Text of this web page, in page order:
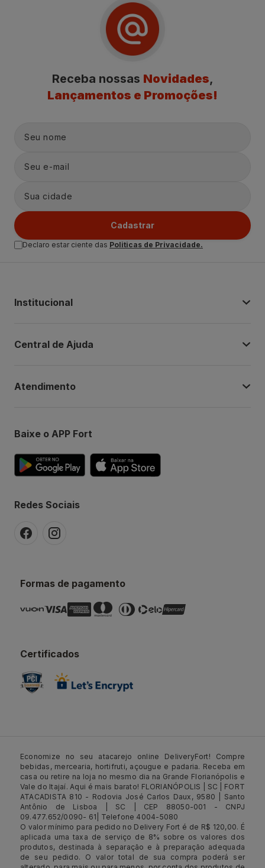
Receba nossas Novidades,
Lançamentos e Promoções!
Cadastrar
Declaro estar ciente das Politicas de Privacidade.
Institucional
Central de Ajuda
Atendimento
Baixe o APP Fort
Redes Sociais
Formas de pagamento
Certificados
Economize no seu atacarejo online DeliveryFort! Compre
bebidas, mercearia, hortifruti, açougue e padaria. Receba em
casa ou retire na loja no mesmo dia na Grande Florianópolis e
Vale do Itajaí. Aqui é mais barato! FLORIANÓPOLIS | SC | FORT
ATACADISTA 810 - Rodovia José Carlos Daux, 9580 | Santo
Antônio de Lisboa | SC | CEP 88050-001 - CNPJ
09.477.652/0090- 61| Telefone 4004-5080
O valor mínimo para pedido no Delivery Fort é de R$ 120,00. É
aplicada uma taxa de serviço de 8% sobre os valores dos
produtos, destinada à separação e à preparação adequada
de seu pedido. O valor total de sua compra poderá ser